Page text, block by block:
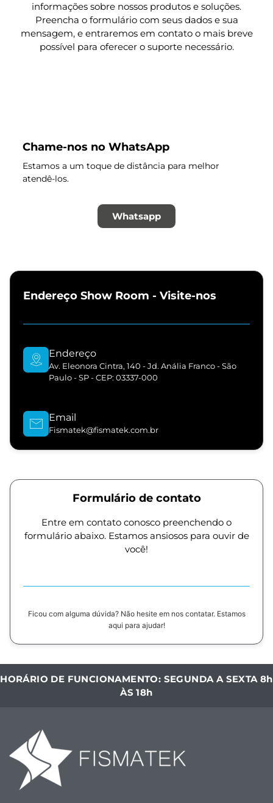
informações sobre nossos produtos e soluções.
Preencha o formulário com seus dados e sua
mensagem, e entraremos em contato o mais breve
possível para oferecer o suporte necessário.
Chame-nos no WhatsApp
Estamos a um toque de distância para melhor
atendê-los.
Whatsapp
Endereço Show Room - Visite-nos
Endereço
Av. Eleonora Cintra, 140 - Jd. Anália Franco - São
Paulo - SP - CEP: 03337-000
Email
Fismatek@fismatek.com.br
Formulário de contato
Entre em contato conosco preenchendo o
formulário abaixo. Estamos ansiosos para ouvir de
você!
Ficou com alguma dúvida? Não hesite em nos contatar. Estamos
aqui para ajudar!
HORÁRIO DE FUNCIONAMENTO: SEGUNDA A SEXTA 8h
ÀS 18h